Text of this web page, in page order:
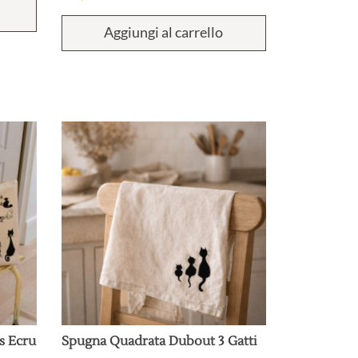
prodotto
ha
essere
scelte
nella
pagina
prodotto
Aggiungi al carrello
Ecru
Spugna Quadrata Dubout 3 Gatti